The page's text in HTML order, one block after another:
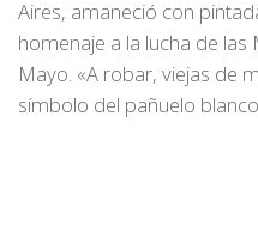
Aires, amaneció con
homenaje a la lucha de
Mayo. «A robar, viejas de
símbolo del pañuelo